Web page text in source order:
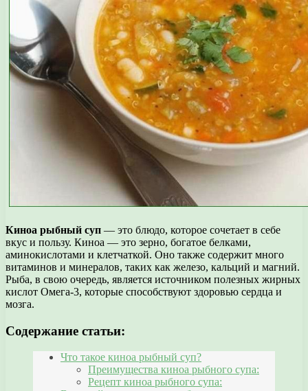
Киноа рыбный суп — это блюдо, которое сочетает в себе
вкус и пользу. Киноа — это зерно, богатое белками,
аминокислотами и клетчаткой. Оно также содержит много
витаминов и минералов, таких как железо, кальций и магний.
Рыба, в свою очередь, является источником полезных жирных
кислот Омега-3, которые способствуют здоровью сердца и
мозга.
Содержание статьи:
Что такое киноа рыбный суп?
Преимущества киноа рыбного супа:
Рецепт киноа рыбного супа: